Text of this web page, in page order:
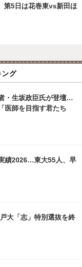
第5日は花巻東vs新田ほ
ング
・生坂政臣氏が登壇…
医師を目指す君たち
績2026…東大55人、早
大「志」特別選抜を終